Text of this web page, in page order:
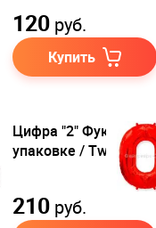
120 руб.
Купить
Цифра "2" Фуксия в
упаковке / Two
210 руб.